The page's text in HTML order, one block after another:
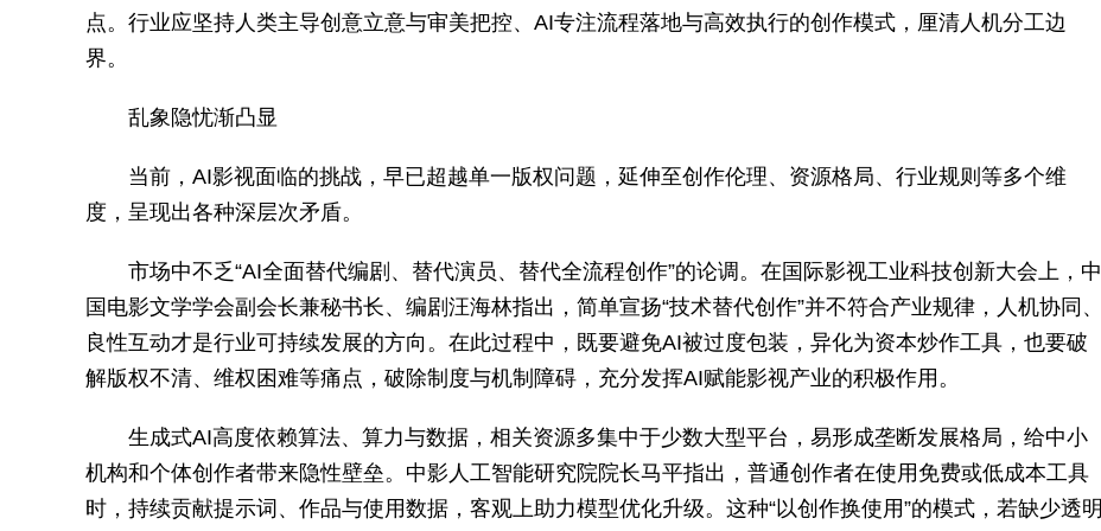
点。行业应坚持人类主导创意立意与审美把控、AI专注流程落地与高效执行的创作模式，厘清人机分工边
界。
乱象隐忧渐凸显
当前，AI影视面临的挑战，早已超越单一版权问题，延伸至创作伦理、资源格局、行业规则等多个维
度，呈现出各种深层次矛盾。
市场中不乏“AI全面替代编剧、替代演员、替代全流程创作”的论调。在国际影视工业科技创新大会上，中
国电影文学学会副会长兼秘书长、编剧汪海林指出，简单宣扬“技术替代创作”并不符合产业规律，人机协同、
良性互动才是行业可持续发展的方向。在此过程中，既要避免AI被过度包装，异化为资本炒作工具，也要破
解版权不清、维权困难等痛点，破除制度与机制障碍，充分发挥AI赋能影视产业的积极作用。
生成式AI高度依赖算法、算力与数据，相关资源多集中于少数大型平台，易形成垄断发展格局，给中小
机构和个体创作者带来隐性壁垒。中影人工智能研究院院长马平指出，普通创作者在使用免费或低成本工具
时，持续贡献提示词、作品与使用数据，客观上助力模型优化升级。这种“以创作换使用”的模式，若缺少透明